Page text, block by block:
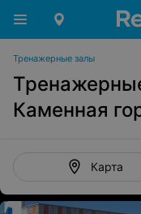
Тренажерные залы
Каменная
Карта